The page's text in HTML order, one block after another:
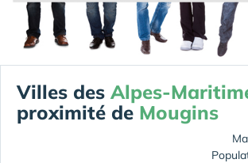
Villes des Alpes-
proximité de Mougins